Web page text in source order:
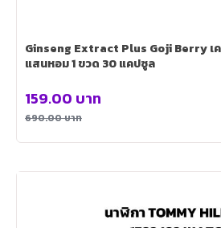
Ginseng Extract Plus Goji Berry เค
แสนหอม 1 ขวด 30 แคปซูล
690.00บาท
159.00 บาท